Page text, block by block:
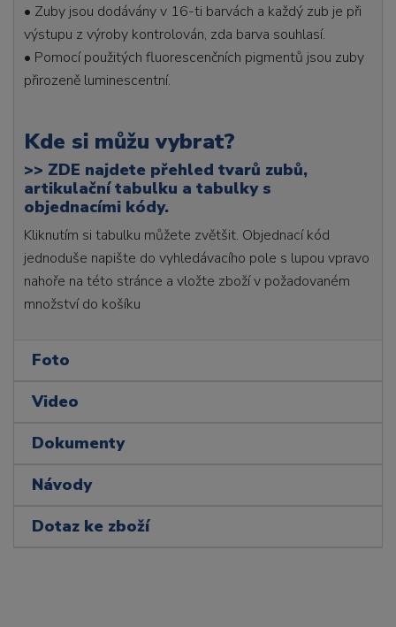
• Zuby jsou dodávány v 16-ti barvách a každý zub je při
výstupu z výroby kontrolován, zda barva souhlasí.
• Pomocí použitých fluorescenčních pigmentů jsou zuby
přirozeně luminescentní.
Kde si můžu vybrat?
>> ZDE najdete přehled tvarů zubů,
artikulační tabulku a tabulky s
objednacími kódy.
Kliknutím si tabulku můžete zvětšit. Objednací kód
jednoduše napište do vyhledávacího pole s lupou vpravo
nahoře na této stránce a vložte zboží v požadovaném
množství do košíku
Foto
Video
Dokumenty
Návody
Dotaz ke zboží